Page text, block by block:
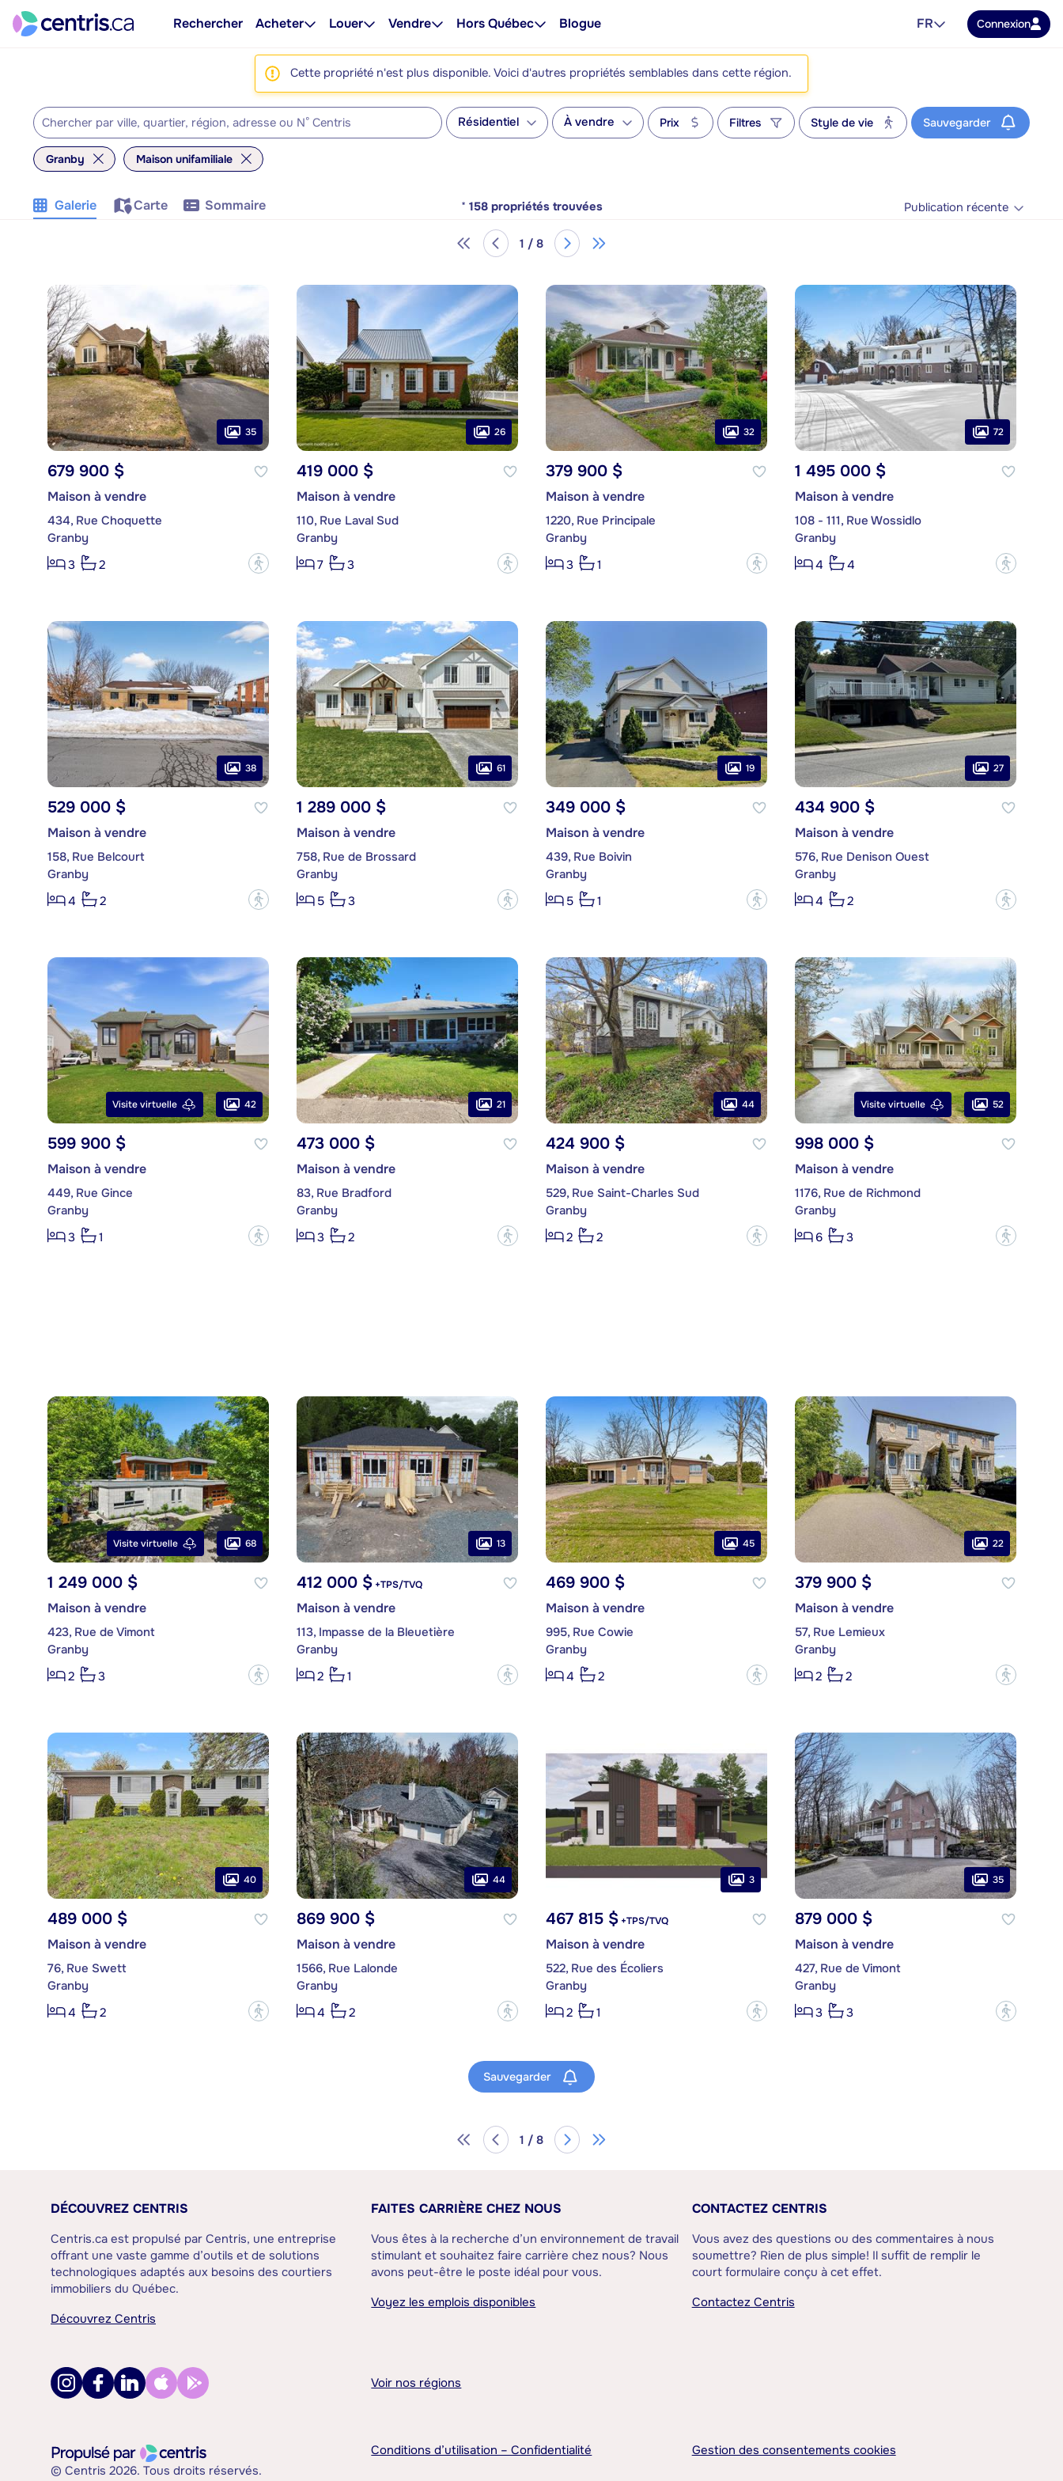
Rechercher Acheter Louer Vendre Hors Québec Blogue FR Connexion
Cette propriété n'est plus disponible. Voici d'autres propriétés semblables dans cette région.
Résidentiel À vendre Prix Filtres Style de vie Sauvegarder
Granby Maison unifamiliale
Galerie Carte Sommaire * 158 propriétés trouvées Publication récente
1 / 8
35
679 900 $
Maison à vendre
434, Rue Choquette
Granby
3
2 ?
26
419 000 $
Maison à vendre
110, Rue Laval Sud
Granby
7
3 ?
32
379 900 $
Maison à vendre
1220, Rue Principale
Granby
3
1 ?
72
1 495 000 $
Maison à vendre
108 - 111, Rue Wossidlo
Granby
4
4 ?
38
529 000 $
Maison à vendre
158, Rue Belcourt
Granby
4
2 ?
61
1 289 000 $
Maison à vendre
758, Rue de Brossard
Granby
5
3 ?
19
349 000 $
Maison à vendre
439, Rue Boivin
Granby
5
1 ?
27
434 900 $
Maison à vendre
576, Rue Denison Ouest
Granby
4
2 ?
Visite virtuelle 42
599 900 $
Maison à vendre
449, Rue Gince
Granby
3
1 ?
21
473 000 $
Maison à vendre
83, Rue Bradford
Granby
3
2 ?
44
424 900 $
Maison à vendre
529, Rue Saint-Charles Sud
Granby
2
2 ?
Visite virtuelle 52
998 000 $
Maison à vendre
1176, Rue de Richmond
Granby
6
3 ?
Visite virtuelle 68
1 249 000 $
Maison à vendre
423, Rue de Vimont
Granby
2
3 ?
13
412 000 $+TPS/TVQ
Maison à vendre
113, Impasse de la Bleuetière
Granby
2
1 ?
45
469 900 $
Maison à vendre
995, Rue Cowie
Granby
4
2 ?
22
379 900 $
Maison à vendre
57, Rue Lemieux
Granby
2
2 ?
40
489 000 $
Maison à vendre
76, Rue Swett
Granby
4
2 ?
44
869 900 $
Maison à vendre
1566, Rue Lalonde
Granby
4
2 ?
3
467 815 $+TPS/TVQ
Maison à vendre
522, Rue des Écoliers
Granby
2
1 ?
35
879 000 $
Maison à vendre
427, Rue de Vimont
Granby
3
3 ?
Sauvegarder
1 / 8
DÉCOUVREZ CENTRIS
Centris.ca est propulsé par Centris, une entreprise
offrant une vaste gamme d’outils et de solutions
technologiques adaptés aux besoins des courtiers
immobiliers du Québec.
Découvrez Centris
FAITES CARRIÈRE CHEZ NOUS
Vous êtes à la recherche d’un environnement de travail
stimulant et souhaitez faire carrière chez nous? Nous
avons peut-être le poste idéal pour vous.
Voyez les emplois disponibles
CONTACTEZ CENTRIS
Vous avez des questions ou des commentaires à nous
soumettre? Rien de plus simple! Il suffit de remplir le
court formulaire conçu à cet effet.
Contactez Centris
Voir nos régions
© Centris 2026. Tous droits réservés.
Conditions d’utilisation – Confidentialité Gestion des consentements cookies